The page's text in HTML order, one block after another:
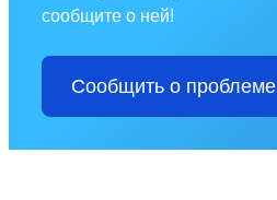
сообщите о ней!
Сообщить о проблеме